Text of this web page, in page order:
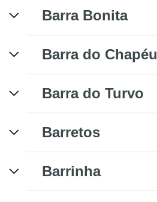
Barra Bonita
Barra do Chapéu
Barra do Turvo
Barretos
Barrinha